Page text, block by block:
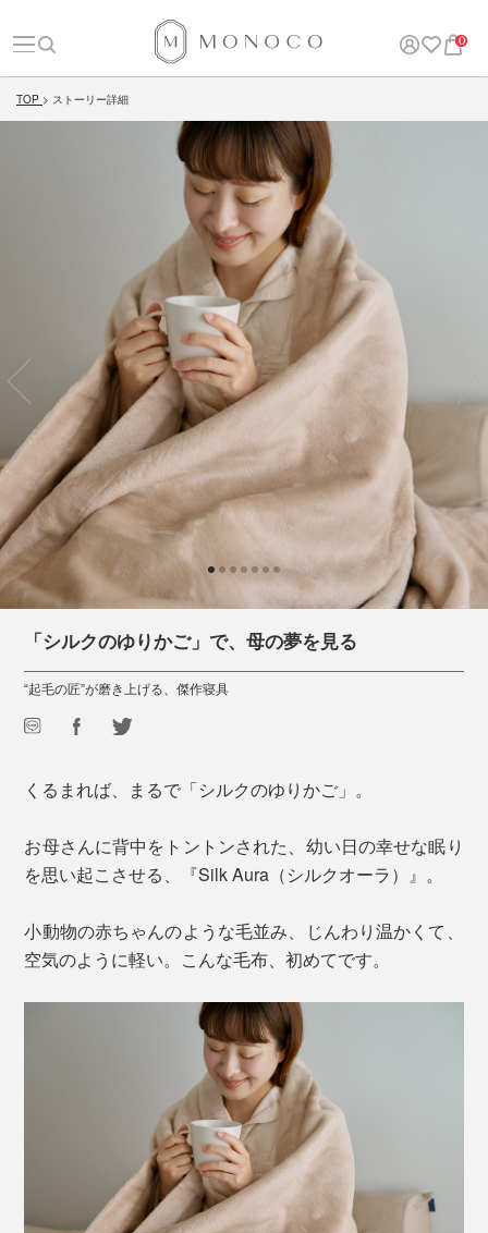
0
TOP ストーリー詳細
「シルクのゆりかご」で、母の夢を見る
“起毛の匠”が磨き上げる、傑作寝具
くるまれば、まるで「シルクのゆりかご」。
お母さんに背中をトントンされた、幼い日の幸せな眠り
を思い起こさせる、『Silk Aura（シルクオーラ）』。
小動物の赤ちゃんのような毛並み、じんわり温かくて、
空気のように軽い。こんな毛布、初めてです。